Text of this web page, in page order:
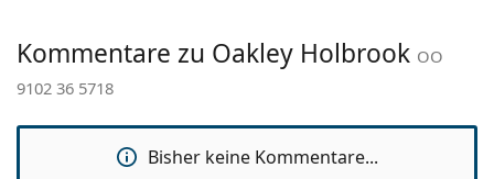
Marke:
Oakley
Verwendung:
Sport:
Wandern
OO 9102 36 5718
Kommentare zu Oakley Holbrook OO
9102 36 5718
Bisher keine Kommentare...